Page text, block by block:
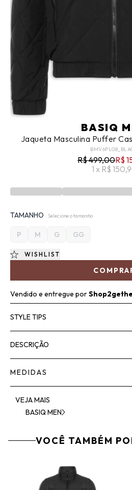
BASIQ
Jaqueta Masculina Puffer
R$ 499,00R$
1 x R$
TAMANHO Selecione o tamanho
P M G GG
WISHLIST
Vendido e entregue por
STYLE TIPS
DESCRIÇÃO
MEDIDAS
VEJA MAIS
BASIQ MEN
VOCÊ TAMBÉM